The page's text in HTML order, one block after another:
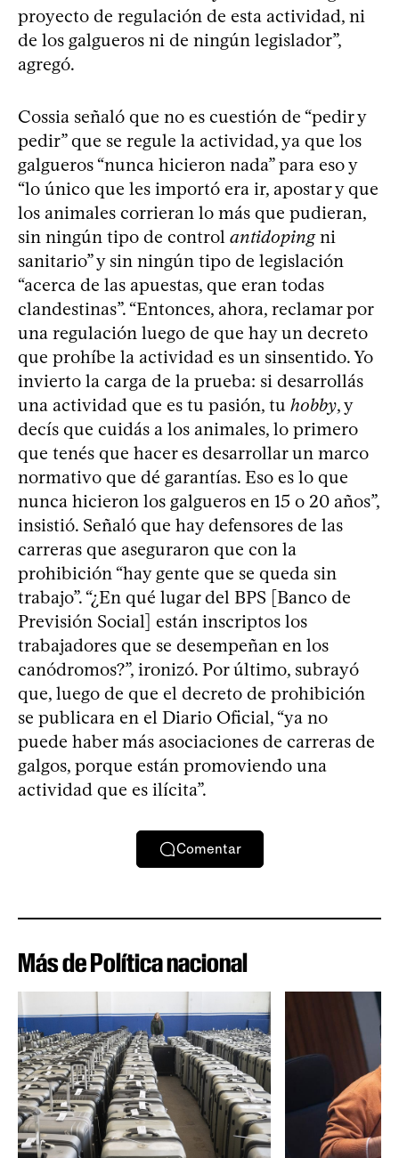
proyecto de regulación de esta actividad, ni
de los galgueros ni de ningún legislador”,
agregó.
Cossia señaló que no es cuestión de “pedir y
pedir” que se regule la actividad, ya que los
galgueros “nunca hicieron nada” para eso y
“lo único que les importó era ir, apostar y que
los animales corrieran lo más que pudieran,
sin ningún tipo de control antidopingni
sanitario” y sin ningún tipo de legislación
“acerca de las apuestas, que eran todas
clandestinas”. “Entonces, ahora, reclamar por
una regulación luego de que hay un decreto
que prohíbe la actividad es un sinsentido. Yo
invierto la carga de la prueba: si desarrollás
una actividad que es tu pasión, tu hobby, y
decís que cuidás a los animales, lo primero
que tenés que hacer es desarrollar un marco
normativo que dé garantías. Eso es lo que
nunca hicieron los galgueros en 15 o 20 años”,
insistió. Señaló que hay defensores de las
carreras que aseguraron que con la
prohibición “hay gente que se queda sin
trabajo”. “¿En qué lugar del BPS [Banco de
Previsión Social] están inscriptos los
trabajadores que se desempeñan en los
canódromos?”, ironizó. Por último, subrayó
que, luego de que el decreto de prohibición
se publicara en el Diario Oficial, “ya no
puede haber más asociaciones de carreras de
galgos, porque están promoviendo una
actividad que es ilícita”.
Comentar
Más de Política nacional